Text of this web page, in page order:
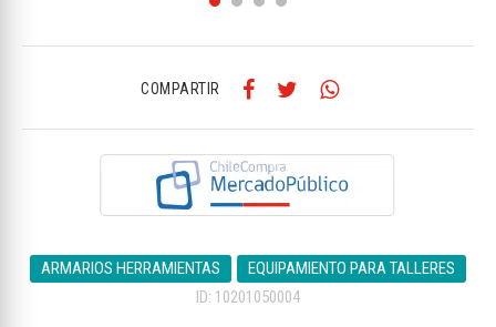
COMPARTIR
ARMARIOS HERRAMIENTAS
EQUIPAMIENTO PARA TALLERES
ID: 10201050004